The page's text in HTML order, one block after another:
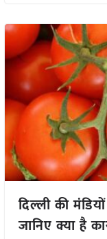
दिल्ली की
जानिए क्या है